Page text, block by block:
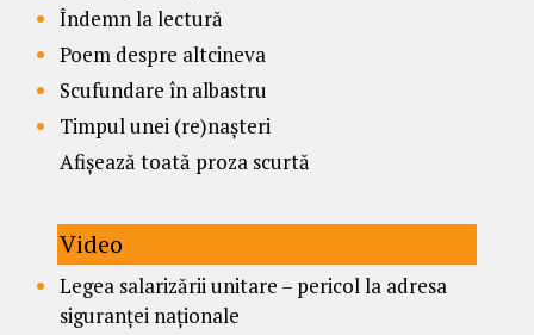
Îndemn la lectură
Poem despre altcineva
Scufundare în albastru
Timpul unei (re)nașteri
Afișează toată proza scurtă
Video
Legea salarizării unitare – pericol la adresa
siguranței naționale